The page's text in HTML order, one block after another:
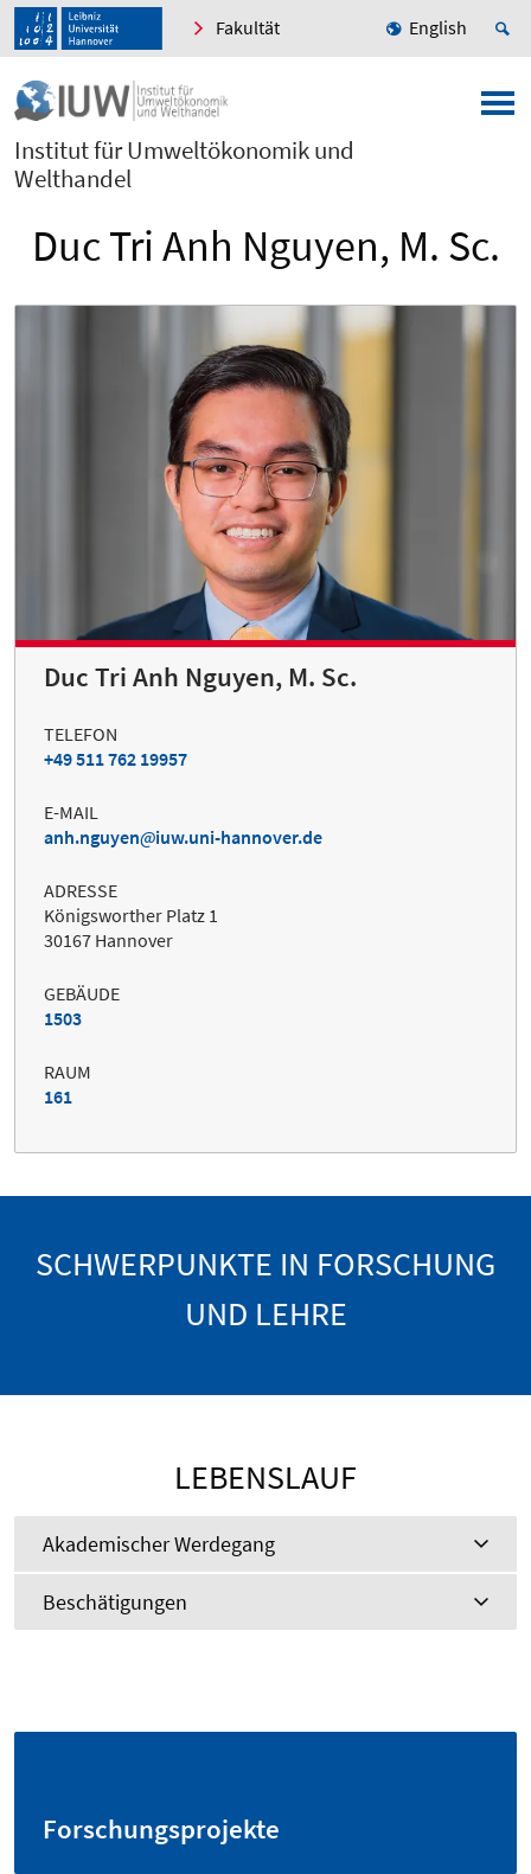
Fakultät English
Institut für Umweltökonomik und
Welthandel
Duc Tri Anh Nguyen, M. Sc.
Duc Tri Anh Nguyen, M. Sc.
TELEFON
+49 511 762 19957
E-MAIL
anh.nguyen
iuw.uni-hannover.de
ADRESSE
Königsworther Platz 1
30167 Hannover
GEBÄUDE
1503
RAUM
161
SCHWERPUNKTE IN FORSCHUNG
UND LEHRE
LEBENSLAUF
Akademischer Werdegang
Beschätigungen
Forschungsprojekte